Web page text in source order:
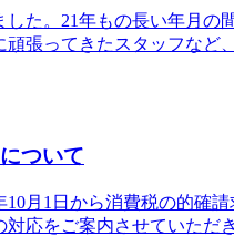
た。21年もの長い年月の
張ってきたスタッフなど
ついて
月1日から消費税の的確
応をご案内させていただ